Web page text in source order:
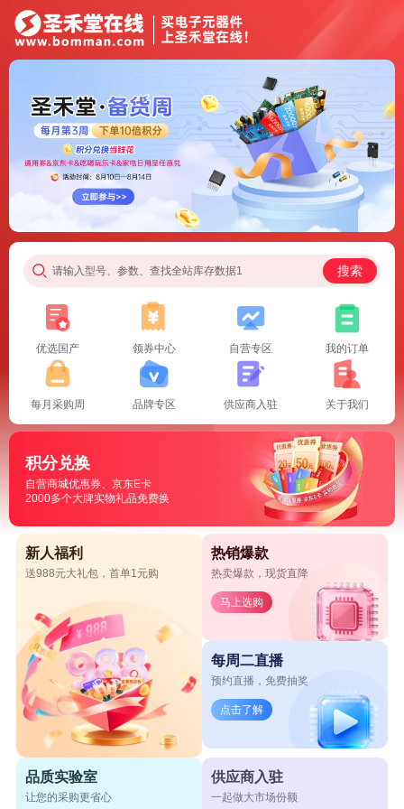
请输入型号、参数、查找全站库存数据1 搜索
优选国产 领券中心 自营专区 我的订单
每月采购周 品牌专区 供应商入驻 关于我们
积分兑换
自营商城优惠券、京东E卡
2000多个大牌实物礼品免费换
新人福利
送988元大礼包，首单1元购
热销爆款
热卖爆款，现货直降
马上选购
每周二直播
预约直播，免费抽奖
点击了解
品质实验室
让您的采购更省心
供应商入驻
一起做大市场份额